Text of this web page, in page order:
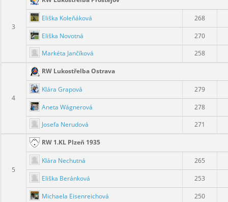
3
Eliška Koleňáková 268
Eliška Novotná
270
Markéta Jančíková
258
4
RW Lukostřelba Ostrava
Klára Grapová 279
Aneta Wágnerová
278
Josefa Nerudová
271
5
RW 1.KL Plzeň 1935
Klára Nechutná 265
Eliška Beránková 253
Michaela Eisenreichová 250